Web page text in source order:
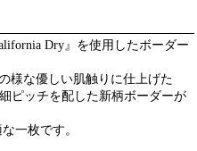
Dry』を使用したボーダー
様な優しい肌触りに仕上げた
ピッチを配した新柄ボーダーが
一枚です。